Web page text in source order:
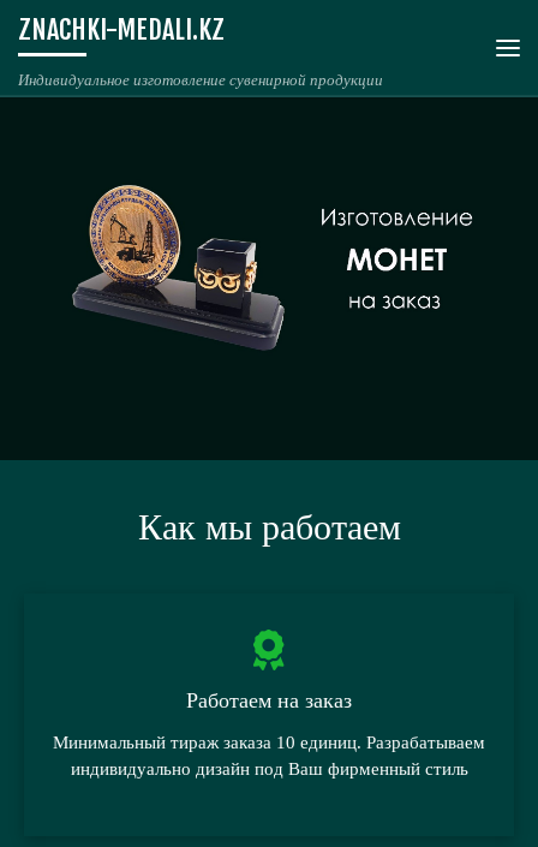
Перейти к содержимому
ZNACHKI-MEDALI.KZ
Индивидуальное изготовление сувенирной продукции
Как мы работаем
Работаем на заказ
Минимальный тираж заказа 10 единиц. Разрабатываем
индивидуально дизайн под Ваш фирменный стиль